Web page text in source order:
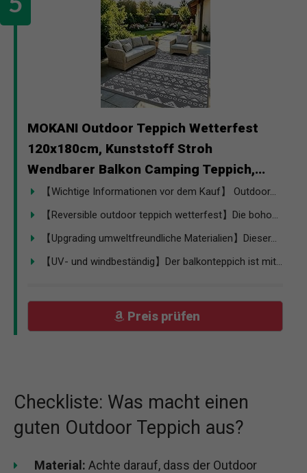
MOKANI Outdoor Teppich Wetterfest
120x180cm, Kunststoff Stroh
Wendbarer Balkon Camping Teppich,...
【Wichtige Informationen vor dem Kauf】 Outdoor...
【Reversible outdoor teppich wetterfest】Die boho...
【Upgrading umweltfreundliche Materialien】Dieser...
【UV- und windbeständig】Der balkonteppich ist mit...
Preis prüfen
Checkliste: Was macht einen
guten Outdoor Teppich aus?
Material: Achte darauf, dass der Outdoor